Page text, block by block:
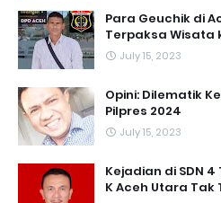
Para Geuchik di
Terpaksa Wisata
July 15, 2023
Opini: Dilematik
Pilpres 2024
July 15, 2023
Kejadian di SDN
K Aceh Utara Tak